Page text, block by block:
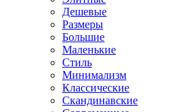
Дешевые
Размеры
Большие
Маленькие
Стиль
Минимализм
Классические
Скандинавские